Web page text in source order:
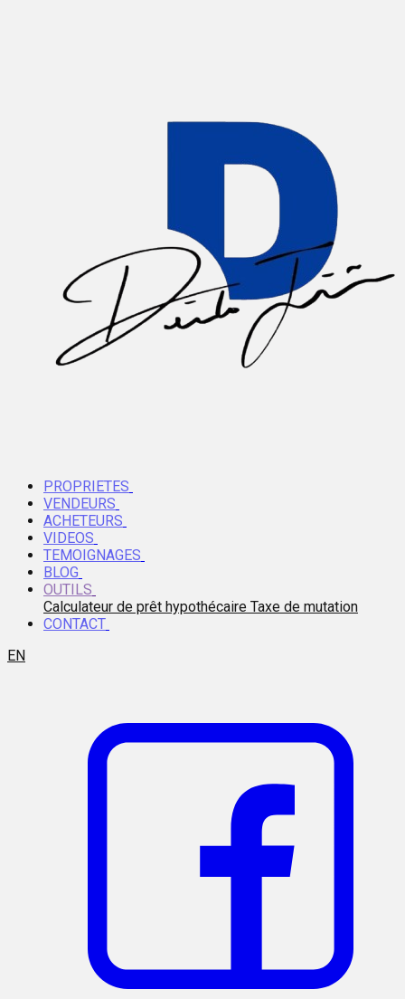
PROPRIETES
VENDEURS
ACHETEURS
VIDEOS
TEMOIGNAGES
BLOG
OUTILS
Calculateur de prêt hypothécaire Taxe de mutation
CONTACT
EN